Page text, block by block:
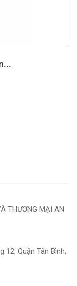
THƯƠNG MẠI AN
12, Quận Tân Bình,